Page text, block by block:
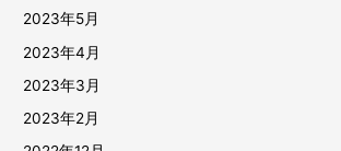
2023年5月
2023年4月
2023年3月
2023年2月